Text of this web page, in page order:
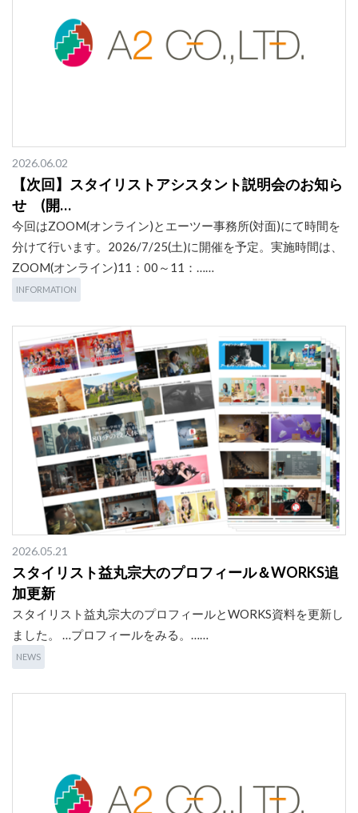
2026.06.02
【次回】スタイリストアシスタント説明会のお知ら
せ (開…
今回はZOOM(オンライン)とエーツー事務所(対面)にて時間を
分けて行います。2026/7/25(土)に開催を予定。実施時間は、
ZOOM(オンライン)11：00～11：……
INFORMATION
2026.05.21
スタイリスト益丸宗大のプロフィール＆WORKS追
加更新
スタイリスト益丸宗大のプロフィールとWORKS資料を更新し
ました。 …プロフィールをみる。……
NEWS